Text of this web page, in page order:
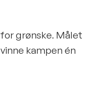
grønske. Målet
kampen én